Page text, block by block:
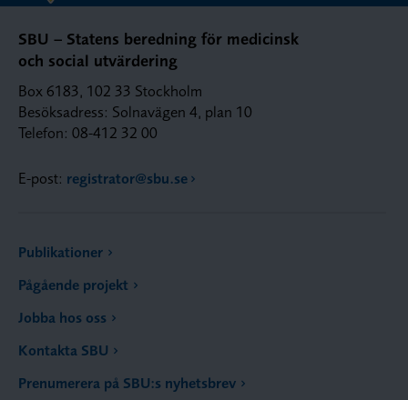
SBU – Statens beredning för medicinsk
och social utvärdering
Box 6183, 102 33 Stockholm
Besöksadress: Solnavägen 4, plan 10
Telefon: 08-412 32 00
E-post: registrator@sbu.se
Publikationer
Pågående projekt
Jobba hos oss
Kontakta SBU
Prenumerera på SBU:s nyhetsbrev